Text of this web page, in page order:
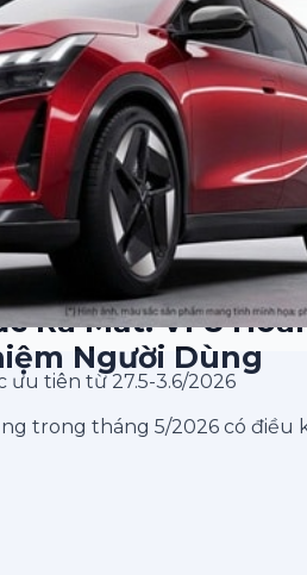
Ra Mắt: VF8
Người Dùng
ưu tiên từ 27.5-3.6/2026
trong tháng 5/2026 có điều